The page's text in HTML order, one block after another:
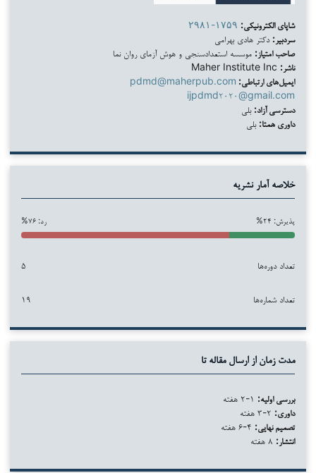
شاپای الکترونیکی: ۲۹۸۱-۱۷۵۹
سردبیر: دکتر هادی بهرامی
صاحب امتیاز: موسسه استعدادسنجی و هوش آزمای روان نما
ناشر:
ایمیل‌های ارتباطی: pdmd@maherpub.com
ijpdmd۲۰۲۰@gmail.com
دسترسی آزاد: بلی
داوری همتا: بلی
خلاصه آمار نشریه
پذیرش: ۲۴% رد: ۷۶%
تعداد دوره‌ها ۵
تعداد شماره‌ها ۱۹
مدت زمان از ارسال مقاله تا
بررسی اولیه:
داوری:
تصمیم نهایی:
انتشار: